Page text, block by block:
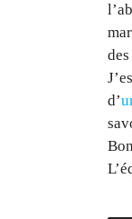
d’